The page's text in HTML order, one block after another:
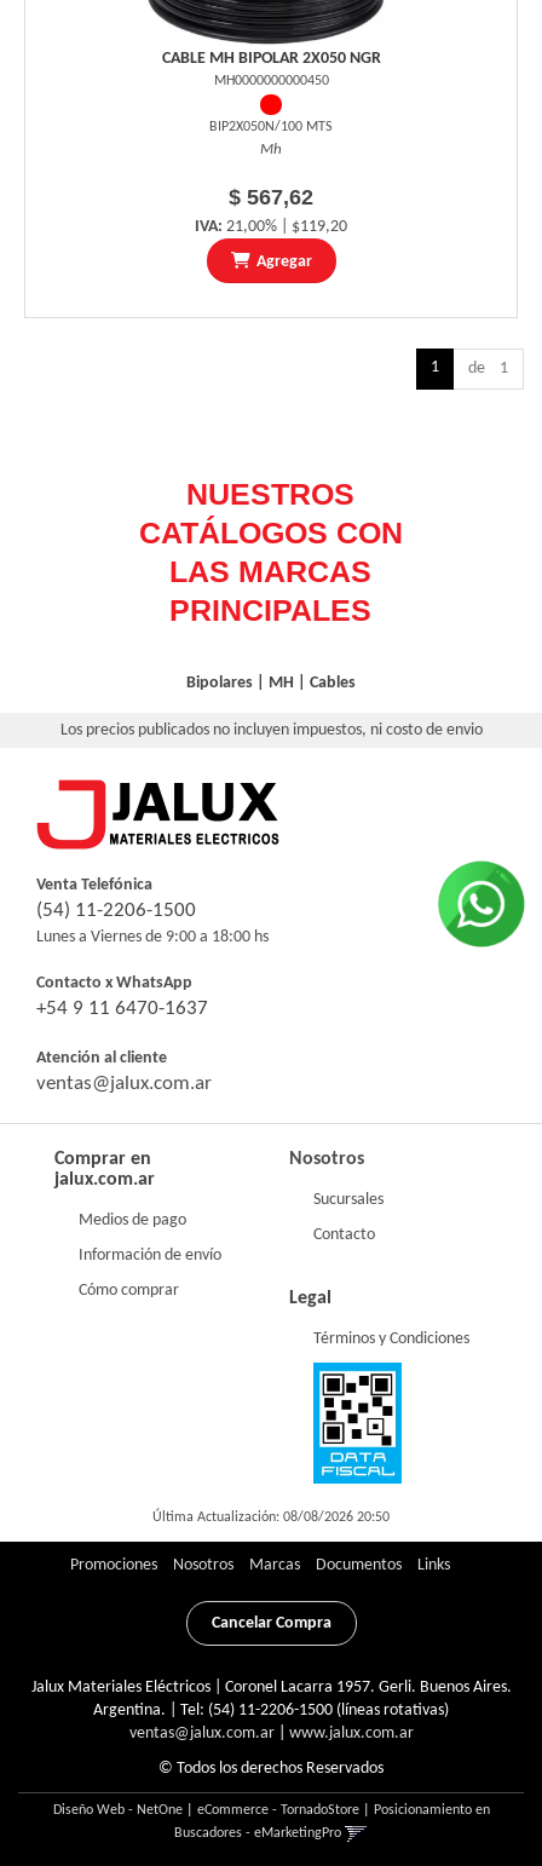
CABLE MH BIPOLAR 2X050 NGR
MH0000000000450
BIP2X050N/100 MTS
Mh
$ 567,62
IVA: 21,00% | $119,20
Agregar
1 de 1
Bipolares MH Cables
Los precios publicados no incluyen impuestos, ni costo de envio
Venta Telefónica
(54) 11-2206-1500
Lunes a Viernes de 9:00 a 18:00 hs
Contacto x WhatsApp
+54 9 11 6470-1637
Atención al cliente
ventas@jalux.com.ar
Comprar en
jalux.com.ar
Medios de pago
Información de envío
Cómo comprar
Nosotros
Sucursales
Contacto
Legal
Términos y Condiciones
Última Actualización: 08/08/2026 20:50
Promociones Nosotros Marcas Documentos Links
Cancelar Compra
Jalux Materiales Eléctricos | Coronel Lacarra 1957. Gerli. Buenos Aires.
Argentina. | Tel: (54) 11-2206-1500 (líneas rotativas)
ventas@jalux.com.ar| www.jalux.com.ar
© Todos los derechos Reservados
Diseño Web - NetOne| eCommerce - TornadoStore|
Posicionamiento en
Buscadores - eMarketingPro